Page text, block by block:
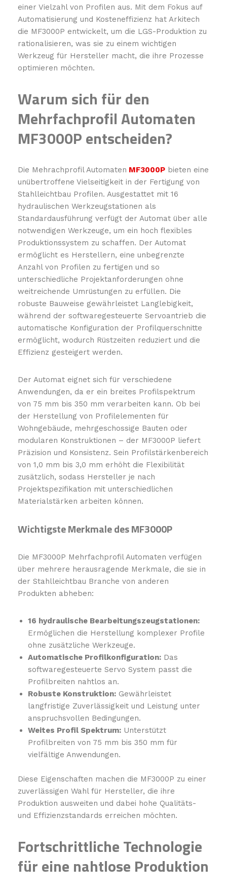
einer Vielzahl von Profilen aus. Mit dem Fokus auf
Automatisierung und Kosteneffizienz hat Arkitech
die MF3000P entwickelt, um die LGS-Produktion zu
rationalisieren, was sie zu einem wichtigen
Werkzeug für Hersteller macht, die ihre Prozesse
optimieren möchten.
Warum sich für den
Mehrfachprofil Automaten
MF3000P entscheiden?
Die Mehrachprofil Automaten MF3000P bieten eine
unübertroffene Vielseitigkeit in der Fertigung von
Stahlleichtbau Profilen. Ausgestattet mit 16
hydraulischen Werkzeugstationen als
Standardausführung verfügt der Automat über alle
notwendigen Werkzeuge, um ein hoch flexibles
Produktionssystem zu schaffen. Der Automat
ermöglicht es Herstellern, eine unbegrenzte
Anzahl von Profilen zu fertigen und so
unterschiedliche Projektanforderungen ohne
weitreichende Umrüstungen zu erfüllen. Die
robuste Bauweise gewährleistet Langlebigkeit,
während der softwaregesteuerte Servoantrieb die
automatische Konfiguration der Profilquerschnitte
ermöglicht, wodurch Rüstzeiten reduziert und die
Effizienz gesteigert werden.
Der Automat eignet sich für verschiedene
Anwendungen, da er ein breites Profilspektrum
von 75 mm bis 350 mm verarbeiten kann. Ob bei
der Herstellung von Profilelementen für
Wohngebäude, mehrgeschossige Bauten oder
modularen Konstruktionen – der MF3000P liefert
Präzision und Konsistenz. Sein Profilstärkenbereich
von 1,0 mm bis 3,0 mm erhöht die Flexibilität
zusätzlich, sodass Hersteller je nach
Projektspezifikation mit unterschiedlichen
Materialstärken arbeiten können.
Wichtigste Merkmale des MF3000P
Die MF3000P Mehrfachprofil Automaten verfügen
über mehrere herausragende Merkmale, die sie in
der Stahlleichtbau Branche von anderen
Produkten abheben:
16 hydraulische Bearbeitungszeugstationen:
Ermöglichen die Herstellung komplexer Profile
ohne zusätzliche Werkzeuge.
Automatische Profilkonfiguration: Das
softwaregesteuerte Servo System passt die
Profilbreiten nahtlos an.
Robuste Konstruktion: Gewährleistet
langfristige Zuverlässigkeit und Leistung unter
anspruchsvollen Bedingungen.
Weites Profil Spektrum: Unterstützt
Profilbreiten von 75 mm bis 350 mm für
vielfältige Anwendungen.
Diese Eigenschaften machen die MF3000P zu einer
zuverlässigen Wahl für Hersteller, die ihre
Produktion ausweiten und dabei hohe Qualitäts-
und Effizienzstandards erreichen möchten.
Fortschrittliche Technologie
für eine nahtlose Produktion